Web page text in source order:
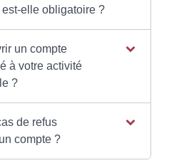
elle obligatoire ?
un compte
à votre activité
?
de refus
compte ?